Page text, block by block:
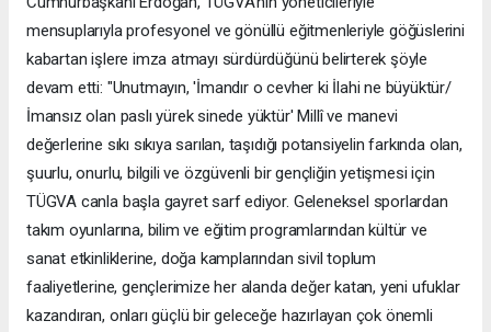
mensuplarıyla profesyonel ve gönüllü eğitmenleriyle göğüslerini
kabartan işlere imza atmayı sürdürdüğünü belirterek şöyle
devam etti: "Unutmayın, 'İmandır o cevher ki İlahi ne büyüktür/
İmansız olan paslı yürek sinede yüktür' Millî ve manevi
değerlerine sıkı sıkıya sarılan, taşıdığı potansiyelin farkında olan,
şuurlu, onurlu, bilgili ve özgüvenli bir gençliğin yetişmesi için
TÜGVA canla başla gayret sarf ediyor. Geleneksel sporlardan
takım oyunlarına, bilim ve eğitim programlarından kültür ve
sanat etkinliklerine, doğa kamplarından sivil toplum
faaliyetlerine, gençlerimize her alanda değer katan, yeni ufuklar
kazandıran, onları güçlü bir geleceğe hazırlayan çok önemli